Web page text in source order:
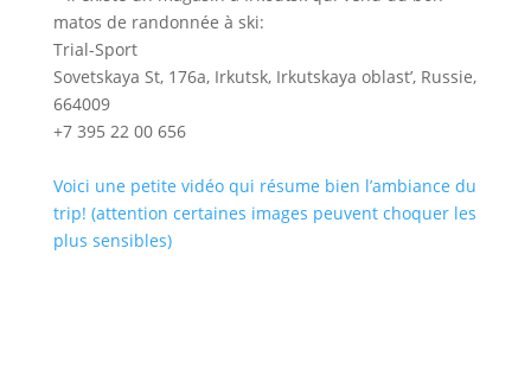
matos de randonnée à ski:
Trial-Sport
Sovetskaya St, 176а, Irkutsk, Irkutskaya oblast’, Russie,
664009
+7 395 22 00 656
Voici une petite vidéo qui résume bien l’ambiance du
trip! (attention certaines images peuvent choquer les
plus sensibles)